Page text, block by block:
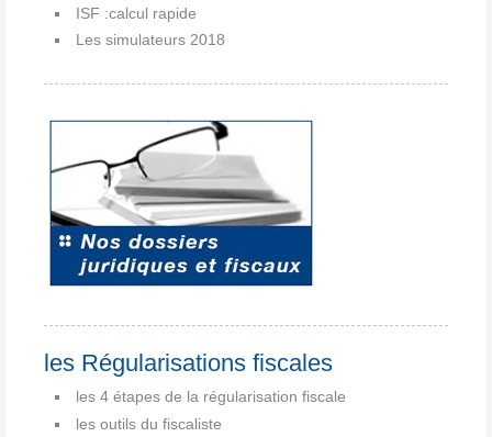
ISF :calcul rapide
Les simulateurs 2018
les Régularisations fiscales
les 4 étapes de la régularisation fiscale
les outils du fiscaliste